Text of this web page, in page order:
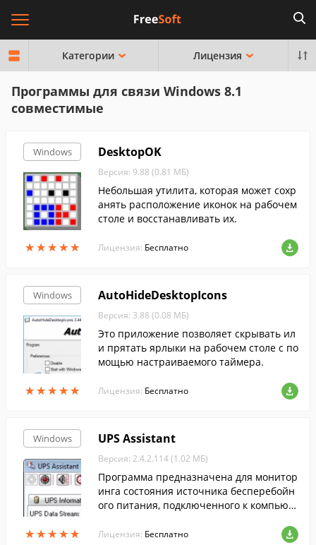
Категории Лицензия
Программы для связи Windows 8.1
совместимые
Windows
★★★★★
★★★★★
DesktopOK
Версия: 9.88 (0.81 МБ)
Небольшая утилита, которая может сохр
анять расположение иконок на рабочем
столе и восстанавливать их.
Лицензия: Бесплатно
Windows
★★★★★
★★★★★
AutoHideDesktopIcons
Версия: 3.88 (0.08 МБ)
Это приложение позволяет скрывать ил
и прятать ярлыки на рабочем столе с по
мощью настраиваемого таймера.
Лицензия: Бесплатно
Windows
★★★★★
★★★★★
UPS Assistant
Версия: 2.4.2.114 (1.02 МБ)
Программа предназначена для монитор
инга состояния источника бесперебойн
ого питания, подключенного к компьют
ивающего протокол Megatec.
Лицензия: Бесплатно